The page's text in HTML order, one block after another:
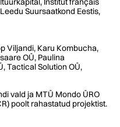
Suursaatkond Eestis,
Viljandi, Karu Kombucha,
OÜ, Paulina
Tactical Solution OÜ,
vald ja MTÜ Mondo ÜRO
poolt rahastatud projektist.